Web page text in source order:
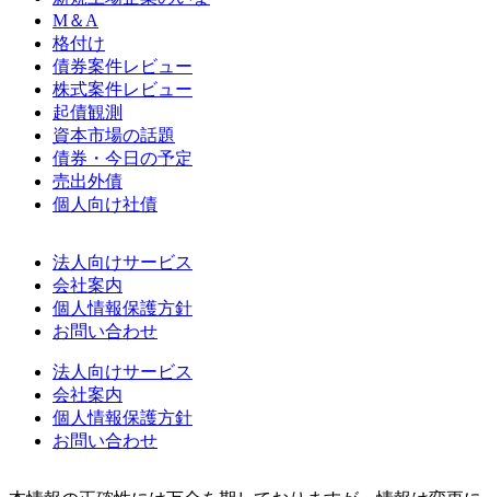
M＆A
格付け
債券案件レビュー
株式案件レビュー
起債観測
資本市場の話題
債券・今日の予定
売出外債
個人向け社債
法人向けサービス
会社案内
個人情報保護方針
お問い合わせ
法人向けサービス
会社案内
個人情報保護方針
お問い合わせ